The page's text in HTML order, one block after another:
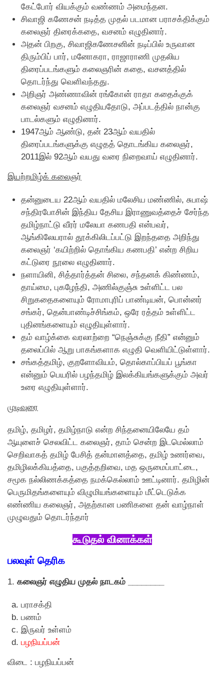
கேட்போர் வியக்கும் வண்ணம் அமைந்தன.
சிவாஜி கணேசன் நடித்த முதல் படமான பராசக்திக்கும்
கலைஞர் திரைக்கதை, வசனம் எழுதினார்.
அதன் பிறகு, சிவாஜிகணேசனின் நடிப்பில் உருவான
திரும்பிப் பார், மனோகரா, ராஜாராணி முதலிய
திரைப்படங்களும் கலைஞரின் கதை, வசனத்தில்
தொடர்ந்து வெளிவந்தது.
அறிஞர் அண்ணாவின் ரங்கோன் ராதா கதைக்குக்
கலைஞர் வசனம் எழுதியதோடு, அப்படத்தில் நான்கு
பாடல்களும் எழுதினார்.
1947ஆம் ஆண்டு, தன் 23ஆம் வயதில்
திரைப்படங்களுக்கு எழுதத் தொடங்கிய கலைஞர்,
2011இல் 92ஆம் வயது வரை நிறைவாய் எழுதினார்.
இயற்றமிழ்க் கலைஞர்
தன்னுடைய 22ஆம் வயதில் மலேசிய மண்ணில், சுபாஷ்
சந்திரபோசின் இந்திய தேசிய இராணுவத்தைச் சேர்ந்த
தமிழ்நாட்டு வீரர் மலேயா கணபதி என்பவர்,
ஆங்கிலேயரால் தூக்கிலிடப்பட்டு இறந்ததை அறிந்து
கலைஞர் ‘கயிற்றில் தொங்கிய கணபதி’ என்ற சிறிய
கட்டுரை நூலை எழுதினார்.
நளாயினி, சித்தார்த்தன் சிலை, சந்தனக் கிண்ணம்,
தாய்மை, புகழேந்தி, அணில்குஞ்சு உள்ளிட்ட பல
சிறுகதைகளையும் ரோமாபுரிப் பாண்டியன், பொன்னர்
சங்கர், தென்பாண்டிச்சிங்கம், ஒரே ரத்தம் உள்ளிட்ட
புதினங்களையும் எழுதியுள்ளார்.
தம் வாழ்க்கை வரலாற்றை “நெஞ்சுக்கு நீதி” என்னும்
தலைப்பில் ஆறு பாகங்களாக எழுதி வெளியிட்டுள்ளார்.
சங்கத்தமிழ், குறளோவியம், தொல்காப்பியப் பூங்கா
என்னும் பெயரில் பழந்தமிழ் இலக்கியங்களுக்கும் அவர்
உரை எழுதியுள்ளார்.
முடிவுரை
தமிழ், தமிழர், தமிழ்நாடு என்ற சிந்தனையிலேயே தம்
ஆயுளைச் செலவிட்ட கலைஞர், தாம் சென்ற இடமெல்லாம்
செறிவாகத் தமிழ் பேசித் தன்மானத்தை, தமிழ் உணர்வை,
தமிழிலக்கியத்தை, பகுத்தறிவை, மத ஒருமைப்பாட்டை,
சமூக நல்லிணக்கத்தை நமக்கெல்லாம் ஊட்டினார். தமிழின்
பெருமிதங்களையும் விழுமியங்களையும் மீட்டெடுக்க
எண்ணிய கலைஞர், அதற்கான பணிகளை தன் வாழ்நாள்
முழுவதும் தொடர்ந்தார்
கூடுதல் வினாக்கள்
பலவுள் தெரிக
1. கலைஞர் எழுதிய முதல் நாடகம் ________
பராசக்தி
பணம்
இருவர் உள்ளம்
பழநியப்பன்
விடை : பழநியப்பன்